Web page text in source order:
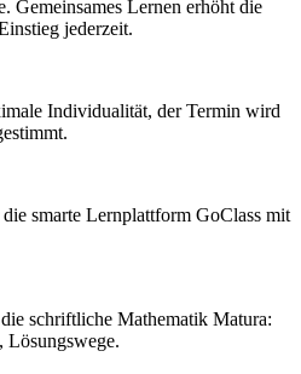
Gemeinsames Lernen erhöht die
jederzeit.
Individualität, der Termin wird
smarte Lernplattform GoClass mit
schriftliche Mathematik Matura:
Lösungswege.